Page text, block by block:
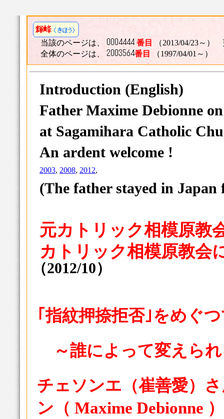
当該のページは、 番目
（2013/04/23～
全体のページは、
番目 （1997/04/01～）
Introduction (English)
Father Maxime Debionne
at Sagamihara Catholic
An ardent welcome !
2003, 2008, 2012,
(The father stayed in Japan
元カトリック相模原教
カトリック相模原教会
（2012/10）
｢指紋押捺拒否｣をめぐ
～誰によって変えら
チェソンエ（崔善愛）
ン（ Maxime Debionne